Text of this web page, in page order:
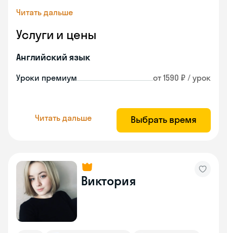
Читать дальше
Услуги и цены
Английский язык
Уроки премиум от 1590 ₽ / урок
Читать дальше Выбрать время
Виктория